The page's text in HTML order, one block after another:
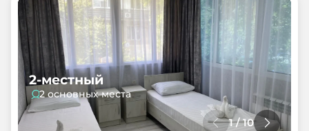
2-местный
2 основных места
1/10